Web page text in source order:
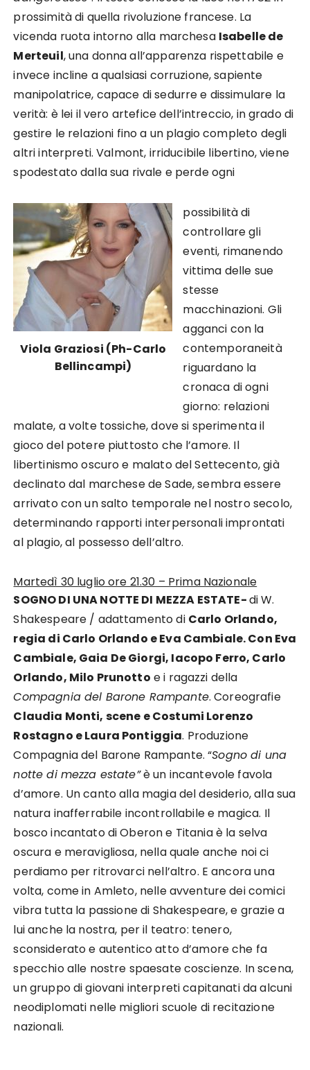
prossimità di quella rivoluzione francese. La
vicenda ruota intorno alla marchesa Isabelle de
Merteuil, una donna all’apparenza rispettabile e
invece incline a qualsiasi corruzione, sapiente
manipolatrice, capace di sedurre e dissimulare la
verità: è lei il vero artefice dell’intreccio, in grado di
gestire le relazioni fino a un plagio completo degli
altri interpreti. Valmont, irriducibile libertino, viene
spodestato dalla sua rivale e perde ogni
Viola Graziosi (Ph-Carlo
Bellincampi)
possibilità di
controllare gli
eventi, rimanendo
vittima delle sue
stesse
macchinazioni. Gli
agganci con la
contemporaneità
riguardano la
cronaca di ogni
giorno: relazioni
malate, a volte tossiche, dove si sperimenta il
gioco del potere piuttosto che l’amore. Il
libertinismo oscuro e malato del Settecento, già
declinato dal marchese de Sade, sembra essere
arrivato con un salto temporale nel nostro secolo,
determinando rapporti interpersonali improntati
al plagio, al possesso dell’altro.
Martedì 30 luglio ore 21.30 – Prima Nazionale
SOGNO DI UNA NOTTE DI MEZZA ESTATE-di W.
Shakespeare / adattamento di Carlo Orlando,
regia di Carlo Orlando e Eva Cambiale. Con Eva
Cambiale, Gaia De Giorgi, Iacopo Ferro, Carlo
Orlando, Milo Prunotto e i ragazzi della
Compagnia del Barone Rampante. Coreografie
Claudia Monti, scene e Costumi Lorenzo
Rostagno e Laura Pontiggia. Produzione
Compagnia del Barone Rampante. “Sogno di una
notte di mezza estate”è un incantevole favola
d’amore. Un canto alla magia del desiderio, alla sua
natura inafferrabile incontrollabile e magica. Il
bosco incantato di Oberon e Titania è la selva
oscura e meravigliosa, nella quale anche noi ci
perdiamo per ritrovarci nell’altro. E ancora una
volta, come in Amleto, nelle avventure dei comici
vibra tutta la passione di Shakespeare, e grazie a
lui anche la nostra, per il teatro: tenero,
sconsiderato e autentico atto d’amore che fa
specchio alle nostre spaesate coscienze. In scena,
un gruppo di giovani interpreti capitanati da alcuni
neodiplomati nelle migliori scuole di recitazione
nazionali.